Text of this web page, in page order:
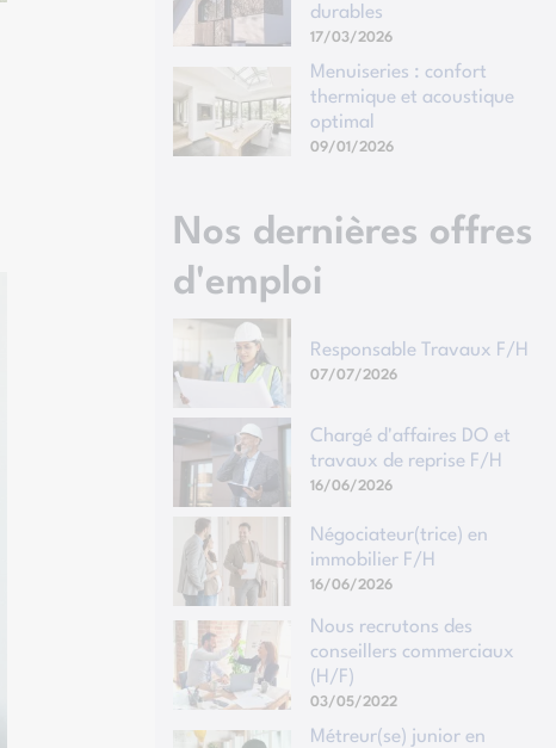
durables
17/03/2026
Menuiseries : confort
thermique et acoustique
optimal
09/01/2026
Nos dernières offres
d'emploi
Responsable Travaux F/H
07/07/2026
Chargé d'affaires DO et
travaux de reprise F/H
16/06/2026
Négociateur(trice) en
immobilier F/H
16/06/2026
Nous recrutons des
conseillers commerciaux
(H/F)
03/05/2022
Métreur(se) junior en